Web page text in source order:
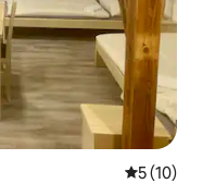
5 (10)